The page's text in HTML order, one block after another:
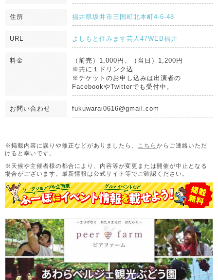
住所 福井県坂井市三国町北本町4-6-48
URL よしもと住みます芸人47WEB福井
料金
（前売）1,000円、（当日）1,200円
※共に１ドリンク込
※チケットのお申し込みは出演者の
FacebookやTwitterでも受付中。
お問い合わせ fukuwarai0616@gmail.com
※掲載内容に誤りや修正などがありましたら、 こちら からご連絡いただ
けると幸いです。
※天候や主催者様の都合により、内容等が変更または開催が中止となる
場合がございます。 最新情報は公式サイト等でご確認ください。